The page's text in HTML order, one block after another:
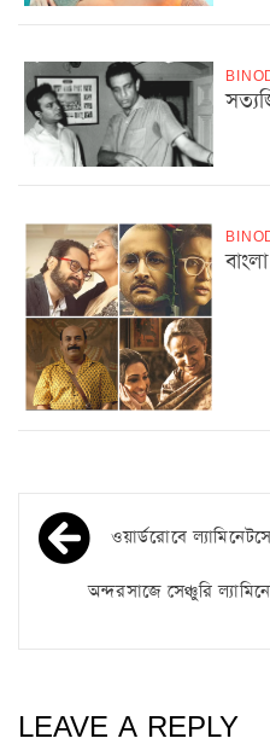
ওয়ার্ডরোবে
অন্দরসাজে সেঞ্চুরি
LEAVE A REPLY